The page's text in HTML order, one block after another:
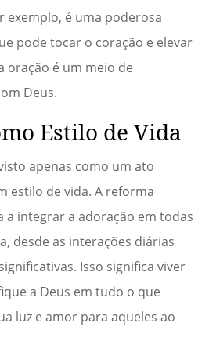
exemplo, é uma poderosa
pode tocar o coração e elevar
oração é um meio de
Deus.
Estilo de Vida
apenas como um ato
estilo de vida. A reforma
a integrar a adoração em todas
desde as interações diárias
Isso significa viver
a Deus em tudo o que
luz e amor para aqueles ao